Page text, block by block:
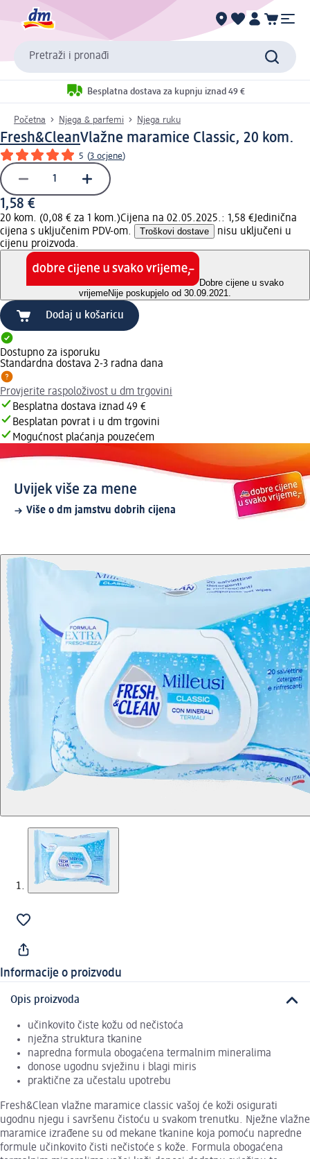
Pretraži i pronađi
Besplatna dostava za kupnju iznad 49 €
Početna Njega & parfemi Njega ruku
Fresh&CleanVlažne maramice Classic, 20 kom.
5 (3 ocjene)
1,58 €
20 kom. (0,08 € za 1 kom.)Cijena na 02.05.2025.: 1,58 €Jedinična
cijena s uključenim PDV-om.
Troškovi dostave
nisu uključeni u
cijenu proizvoda.
Dobre cijene u svako
vrijemeNije poskupjelo od 30.09.2021.
Dodaj u košaricu
Dostupno za isporuku
Standardna dostava 2-3 radna dana
Provjerite raspoloživost u dm trgovini
Besplatna dostava iznad 49 €
Besplatan povrat i u dm trgovini
Mogućnost plaćanja pouzećem
Uvijek više za mene
Više o dm jamstvu dobrih cijena
Informacije o proizvodu
Opis proizvoda
učinkovito čiste kožu od nečistoća
nježna struktura tkanine
napredna formula obogaćena termalnim mineralima
donose ugodnu svježinu i blagi miris
praktične za učestalu upotrebu
Fresh&Clean vlažne maramice classic vašoj će koži osigurati
ugodnu njegu i savršenu čistoću u svakom trenutku. Nježne vlažne
maramice izrađene su od mekane tkanine koja pomoću napredne
formule učinkovito čisti nečistoće s kože. Formula obogaćena